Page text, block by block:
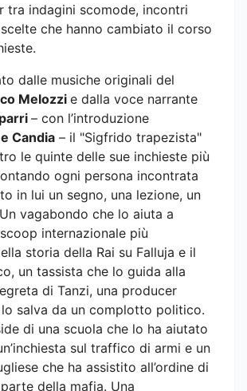
tra indagini scomode, incontri
che hanno cambiato il corso
dalle musiche originali del
Melozzi e dalla voce narrante
– con l’introduzione
Candia – il "Sigfrido trapezista"
le quinte delle sue inchieste più
ogni persona incontrata
in lui un segno, una lezione, un
vagabondo che lo aiuta a
internazionale più
storia della Rai su Falluja e il
un tassista che lo guida alla
di Tanzi, una producer
salva da un complotto politico.
di una scuola che lo ha aiutato
sul traffico di armi e un
che ha assistito all’ordine di
della mafia. Una